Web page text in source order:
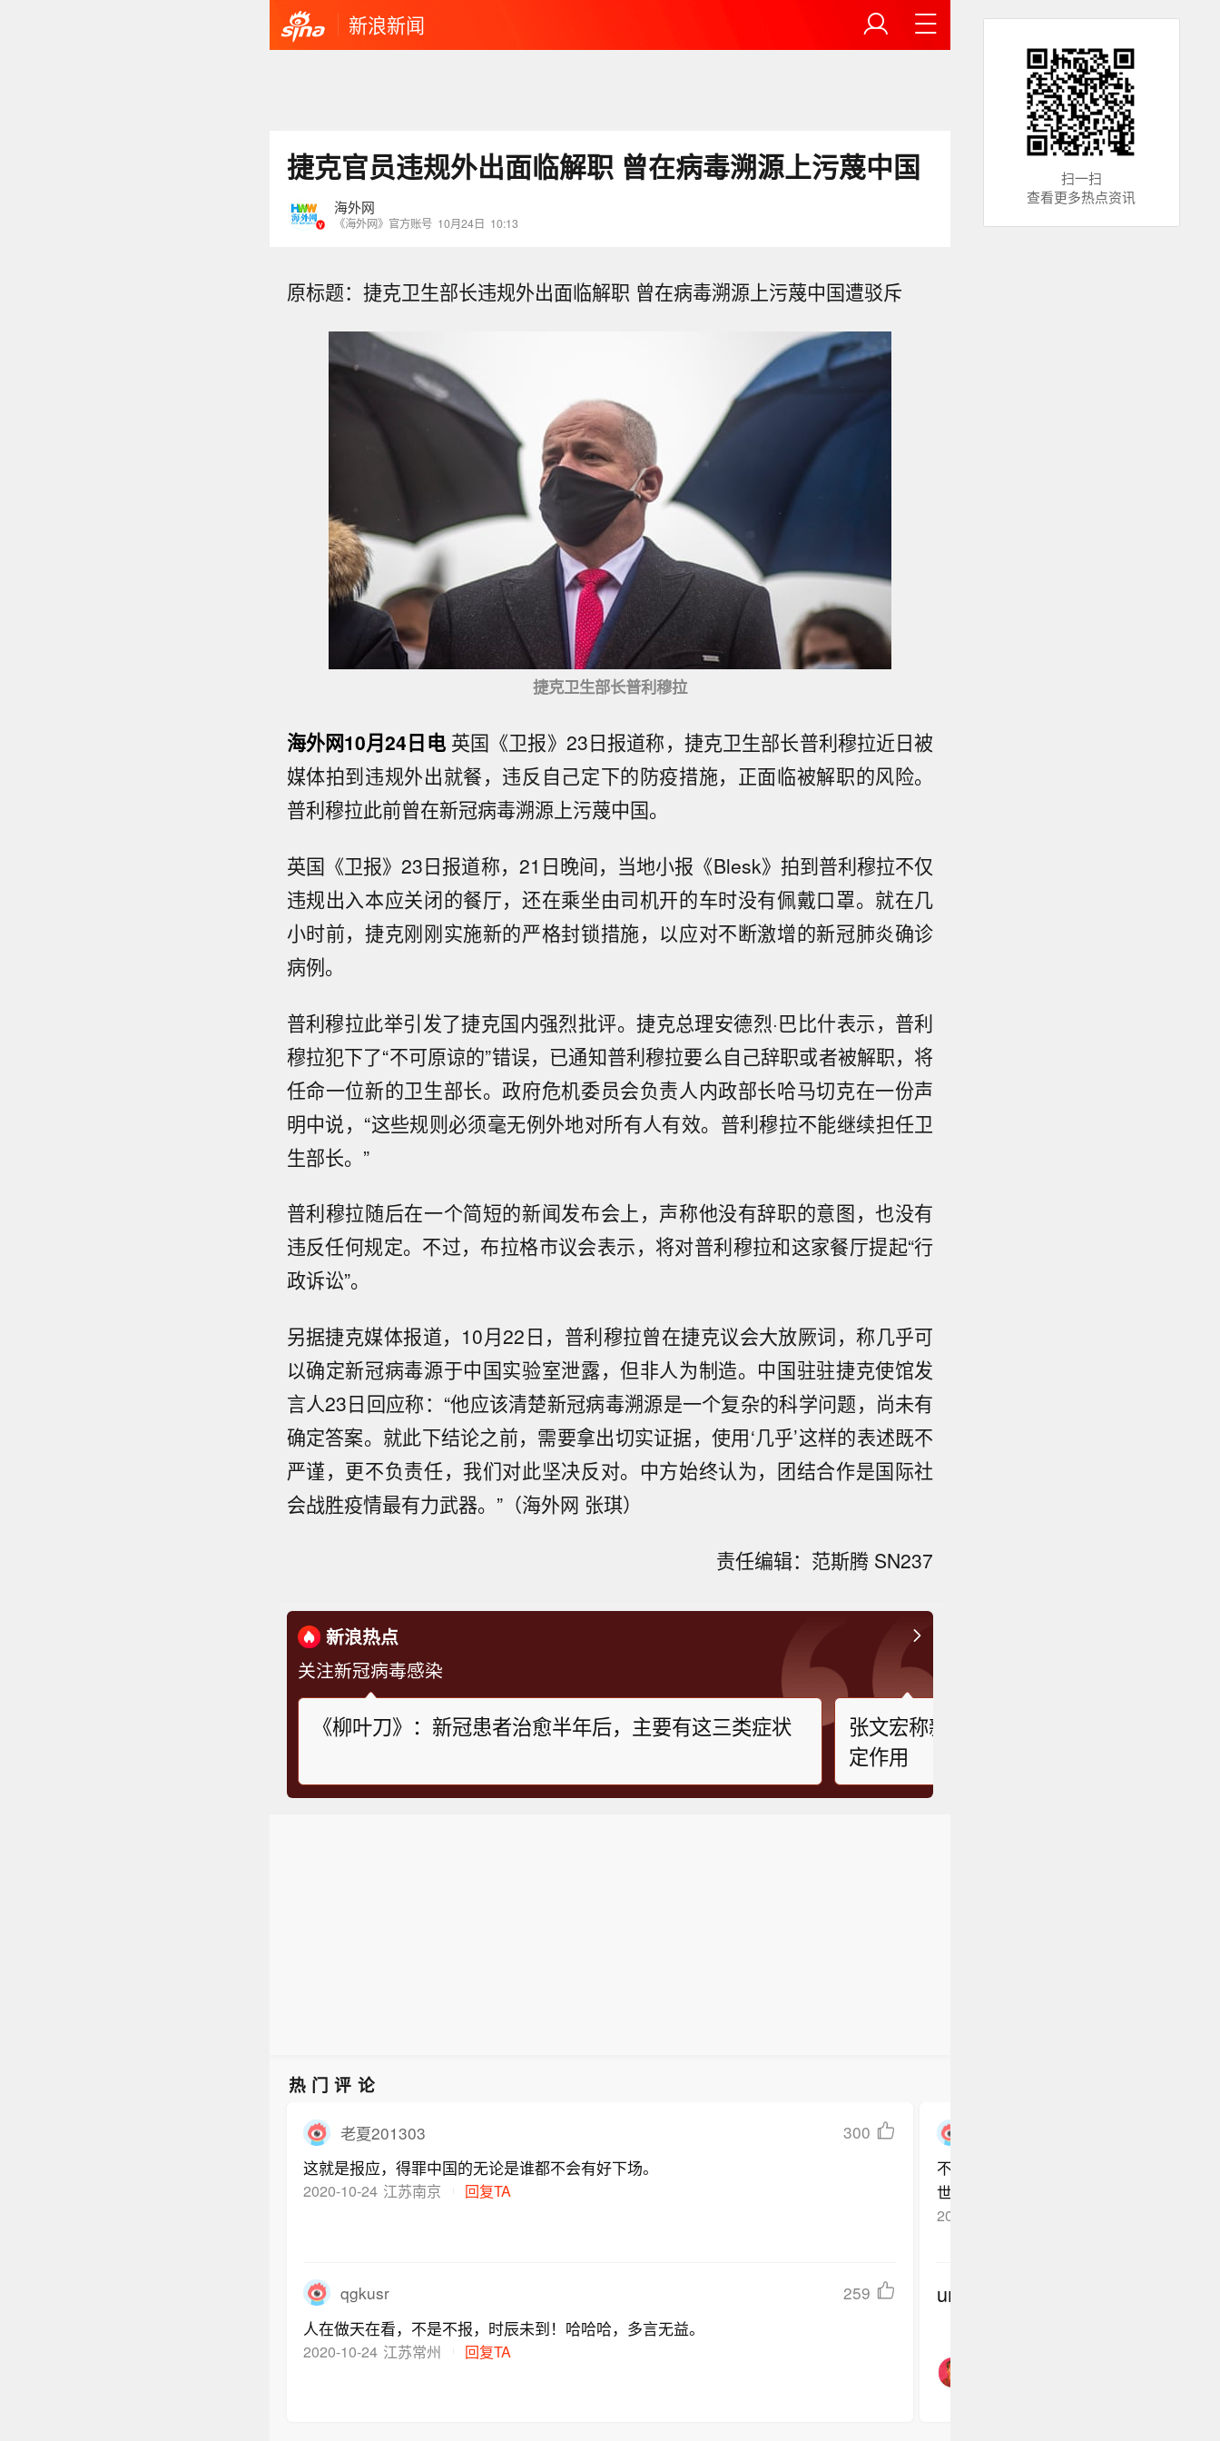
新浪新闻
捷克官员违规外出面临解职 曾在病毒溯源上污蔑中国
海外网
《海外网》官方账号 10月24日 10:13
原标题：捷克卫生部长违规外出面临解职 曾在病毒溯源上污蔑中国遭驳斥
捷克卫生部长普利穆拉
海外网10月24日电英国《卫报》23日报道称，捷克卫生部长普利穆拉近日被
媒体拍到违规外出就餐，违反自己定下的防疫措施，正面临被解职的风险。
普利穆拉此前曾在新冠病毒溯源上污蔑中国。
英国《卫报》23日报道称，21日晚间，当地小报《Blesk》拍到普利穆拉不仅
违规出入本应关闭的餐厅，还在乘坐由司机开的车时没有佩戴口罩。就在几
小时前，捷克刚刚实施新的严格封锁措施，以应对不断激增的新冠肺炎确诊
病例。
普利穆拉此举引发了捷克国内强烈批评。捷克总理安德烈·巴比什表示，普利
穆拉犯下了“不可原谅的”错误，已通知普利穆拉要么自己辞职或者被解职，将
任命一位新的卫生部长。政府危机委员会负责人内政部长哈马切克在一份声
明中说，“这些规则必须毫无例外地对所有人有效。普利穆拉不能继续担任卫
生部长。”
普利穆拉随后在一个简短的新闻发布会上，声称他没有辞职的意图，也没有
违反任何规定。不过，布拉格市议会表示，将对普利穆拉和这家餐厅提起“行
政诉讼”。
另据捷克媒体报道，10月22日，普利穆拉曾在捷克议会大放厥词，称几乎可
以确定新冠病毒源于中国实验室泄露，但非人为制造。中国驻驻捷克使馆发
言人23日回应称：“他应该清楚新冠病毒溯源是一个复杂的科学问题，尚未有
确定答案。就此下结论之前，需要拿出切实证据，使用‘几乎’这样的表述既不
严谨，更不负责任，我们对此坚决反对。中方始终认为，团结合作是国际社
会战胜疫情最有力武器。”（海外网 张琪）
责任编辑：范斯腾 SN237
新浪热点
关注新冠病毒感染
《柳叶刀》：新冠患者治愈半年后，主要有这三类症状
张文宏称新冠病毒难再突破出奥密克戎“
定作用
热门评论
老夏201303
300
这就是报应，得罪中国的无论是谁都不会有好下场。
2020-10-24 江苏南京 回复TA
qgkusr
259
人在做天在看，不是不报，时辰未到！哈哈哈，多言无益。
2020-10-24 江苏常州 回复TA
不管这些跳梁小丑怎么污蔑抹黑，中国
世界需要一个真相
发现最早、措施最得力、应对最恰当、
私灯塔底下照不到的污水中，埋藏着天
2020-10-24
undefined
扫一扫
查看更多热点资讯